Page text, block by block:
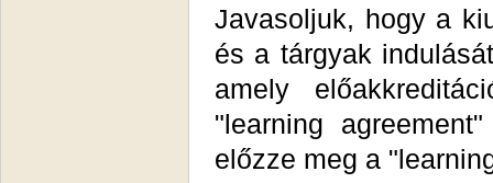
Javasoljuk, hogy a
és a tárgyak
amely
"learning
előzze meg a